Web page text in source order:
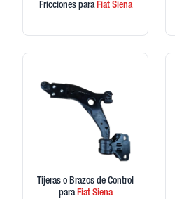
Fricciones paraFiatSiena
Tijeras o Brazos de Control
paraFiatSiena